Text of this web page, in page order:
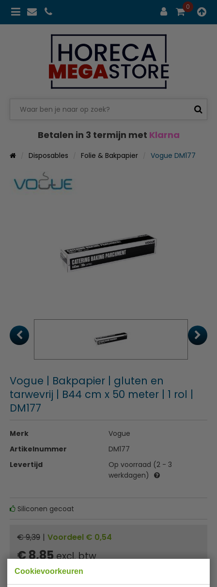
Cookievoorkeuren
0
Betalen in 3 termijn met Klarna
Disposables Folie & Bakpapier Vogue DM177
Vogue | Bakpapier | gluten en
tarwevrij | B44 cm x 50 meter | 1 rol |
DM177
Merk
Vogue
Artikelnummer
DM177
Levertijd
Op voorraad (2 - 3
werkdagen)
Siliconen gecoat
€ 9,39 | Voordeel € 0,54
€ 8,85excl. btw
€10,71 incl. btw